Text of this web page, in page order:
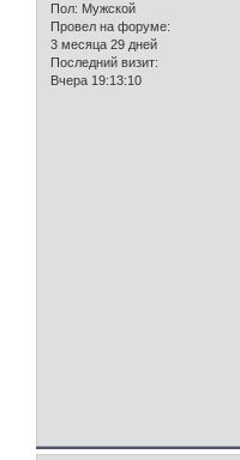
Пол: Мужской
Провел на форуме:
3 месяца 29 дней
Последний визит:
Вчера 19:13:10